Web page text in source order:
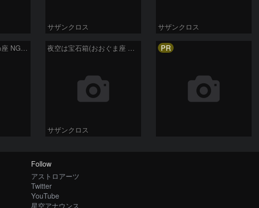
サザンクロス サザンクロス
夜空は宝石箱(おとめ座 NGC5746) Seestar50 夜空は宝石箱(おおぐま座 NGC3198) Seestar50
サザンクロス
PR
Follow
アストロアーツ
Twitter
YouTube
星空アナウンス